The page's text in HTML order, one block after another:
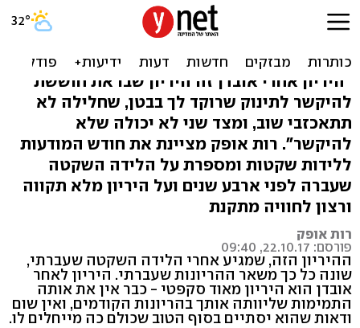
ההיריון החרדתי שלי אחרי
לידה שקטה
"היריון אחרי אובדן זה היריון שבו את חוששת
להיקשר לתינוק שרוקד לך בבטן, שחלילה לא
תתאכזבי שוב, ומצד שני לא יכולה שלא
להיקשר". רות אופק מציינת את חודש המודעות
ללידות שקטות ומספרת על הלידה השקטה
שעברה לפני ארבע שנים ועל היריון מלא תקווה
ורצון לחוויה מתקנת
רות אופק
פורסם: 22.10.17, 09:40
ההיריון הזה, שמגיע אחרי הלידה השקטה שעברתי,
שונה כל כך משאר ההריונות שעברתי. היריון לאחר
אובדן הוא היריון מאוד סקפטי - כבר אין את אותה
התמימות שליוותה אותך בהריונות הקודמים, ואין שום
ודאות שהוא יסתיים בסוף הטוב שכולם כה מייחלים לו.